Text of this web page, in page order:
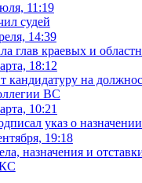
11:19
судей
14:39
глав краевых и
18:12
на
ВС
10:21
указ о
19:18
назначения и